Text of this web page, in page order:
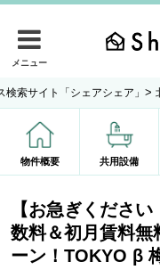
メニュー
検索サイト「シェアシェア」 >
物件概要 共用設備
【お急ぎくださ
数料＆初月賃料無
ーン！TOKYO β